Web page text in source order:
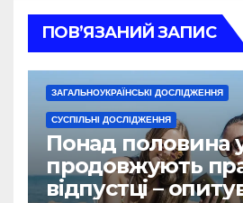
ПОВ’ЯЗАНИЙ ЗАПИС
ЗАГАЛЬНОУКРАЇНСЬКІ ДОСЛІДЖЕННЯ
СУСПІЛЬНІ ДОСЛІДЖЕННЯ
Понад половина
продовжують
відпустці –